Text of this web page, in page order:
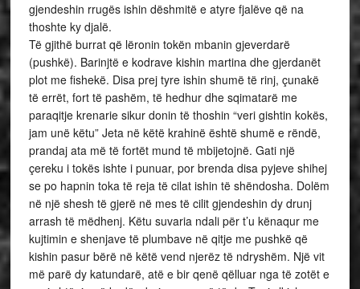
gjendeshin rrugës ishin dëshmitë e atyre fjalëve që na
thoshte ky djalë.
Të gjithë burrat që lëronin tokën mbanin gjeverdarë
(pushkë). Barinjtë e kodrave kishin martina dhe gjerdanët
plot me fishekë. Disa prej tyre ishin shumë të rinj, çunakë
të errët, fort të pashëm, të hedhur dhe sqimatarë me
paraqitje krenarie sikur donin të thoshin “veri gishtin kokës,
jam unë këtu” Jeta në këtë krahinë është shumë e rëndë,
prandaj ata më të fortët mund të mbijetojnë. Gati një
çereku i tokës ishte i punuar, por brenda disa pyjeve shihej
se po hapnin toka të reja të cilat ishin të shëndosha. Dolëm
në një shesh të gjerë në mes të cilit gjendeshin dy drunj
arrash të mëdhenj. Këtu suvaria ndali për t’u kënaqur me
kujtimin e shenjave të plumbave në qitje me pushkë që
kishin pasur bërë në këtë vend njerëz të ndryshëm. Një vit
më parë dy katundarë, atë e bir qenë qëlluar nga të zotët e